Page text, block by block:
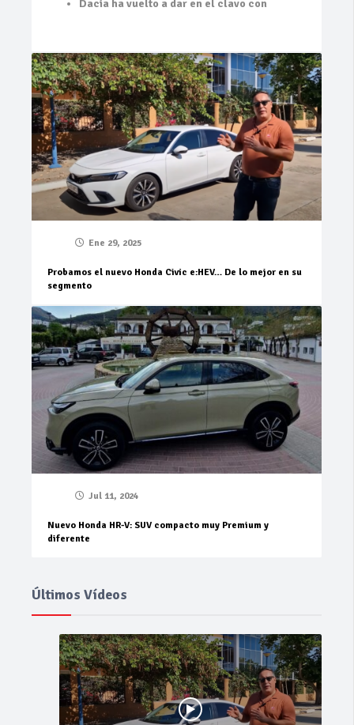
Dacia ha vuelto a dar en el clavo con
Ene 29, 2025
Probamos el nuevo Honda Civic e:HEV… De lo mejor en su
segmento
Jul 11, 2024
Nuevo Honda HR-V: SUV compacto muy Premium y
diferente
Últimos Vídeos